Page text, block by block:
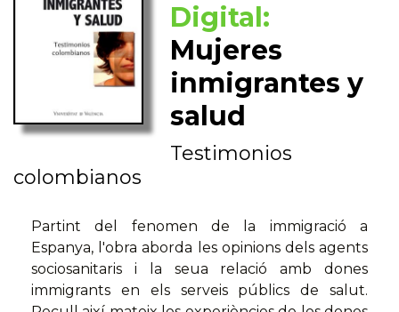
Digital:
Mujeres
inmigrantes y
salud
Testimonios
colombianos
Partint del fenomen de la immigració a
Espanya, l'obra aborda les opinions dels agents
sociosanitaris i la seua relació amb dones
immigrants en els serveis públics de salut.